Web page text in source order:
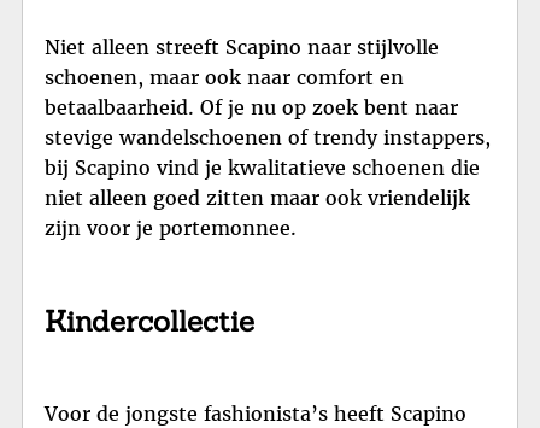
Niet alleen streeft Scapino naar stijlvolle
schoenen, maar ook naar comfort en
betaalbaarheid. Of je nu op zoek bent naar
stevige wandelschoenen of trendy instappers,
bij Scapino vind je kwalitatieve schoenen die
niet alleen goed zitten maar ook vriendelijk
zijn voor je portemonnee.
Kindercollectie
Voor de jongste fashionista’s heeft Scapino